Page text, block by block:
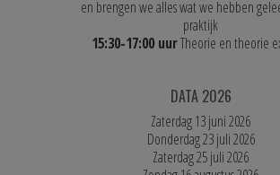
en brengen we alles wat we hebben
praktijk
15:30-17:00 uurTheorie en theorie
DATA 2026
Zaterdag 13 juni 2026
Donderdag 23 juli 2026
Zaterdag 25 juli 2026